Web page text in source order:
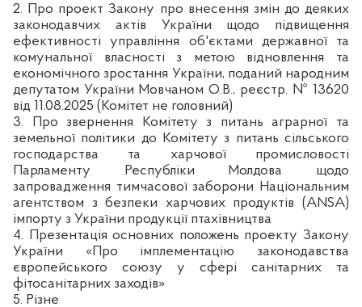
2. Про проект Закону про внесення змін до деяких
законодавчих актів України щодо підвищення
ефективності управління об'єктами державної та
комунальної власності з метою відновлення та
економічного зростання України, поданий народним
депутатом України Мовчаном О.В., реєстр. № 13620
від 11.08.2025 (Комітет не головний)
3.
Про звернення Комітету з питань аграрної та
земельної політики до Комітету з питань сільського
господарства та харчової промисловості
Парламенту Республіки Молдова щодо
запровадження тимчасової заборони Національним
агентством з безпеки харчових продуктів (ANSA)
імпорту з України продукції птахівництва
4. Презентація основних положень проекту Закону
України «Про імплементацію законодавства
європейського союзу у сфері санітарних та
фітосанітарних заходів»
5. Різне